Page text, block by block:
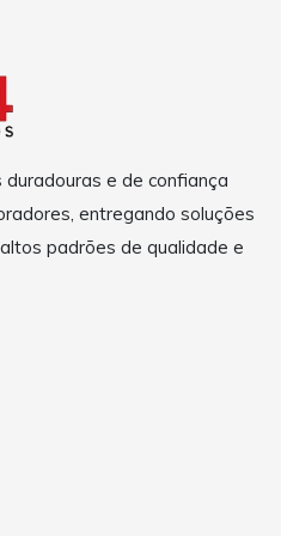
e de confiança
entregando soluções
padrões de qualidade e